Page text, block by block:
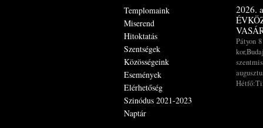
Templomaink
Miserend
Hitoktatás
Szentségek
Közösségeink
Események
Elérhetőség
Szinódus 2021-2023
Naptár
2026.
Pátyon